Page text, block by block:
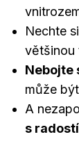
Nechte
většinou
Nebojte
může
A
s radostí